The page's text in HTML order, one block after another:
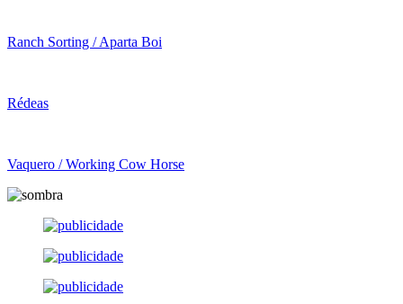
Ranch Sorting / Aparta Boi
Rédeas
Vaquero / Working Cow Horse